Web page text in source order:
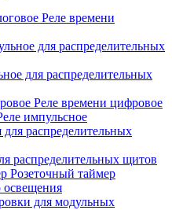
Реле времени
для распределительных
Реле времени цифровое
импульсное
распределительных щитов
Розеточный таймер
освещения